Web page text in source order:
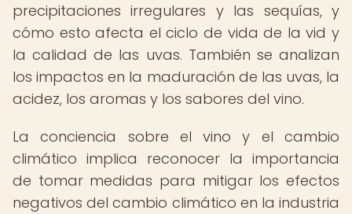
precipitaciones irregulares y las sequías, y
cómo esto afecta el ciclo de vida de la vid y
la calidad de las uvas. También se analizan
los impactos en la maduración de las uvas, la
acidez, los aromas y los sabores del vino.
La conciencia sobre el vino y el cambio
climático implica reconocer la importancia
de tomar medidas para mitigar los efectos
negativos del cambio climático en la industria